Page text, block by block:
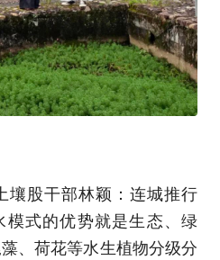
壤股干部林颖：连城推行
模式的优势就是生态、绿
、荷花等水生植物分级分